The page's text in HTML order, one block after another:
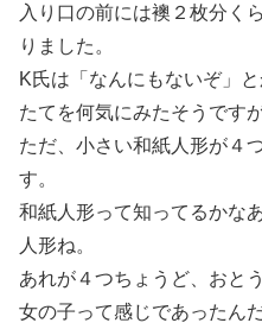
入り口の前には襖２枚分く
りました。
K氏は「なんにもないぞ」
たてを何気にみたそうです
ただ、小さい和紙人形が４
す。
和紙人形って知ってるかな
人形ね。
あれが４つちょうど、おと
女の子って感じであったん